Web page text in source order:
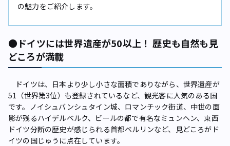
の魅力をご紹介します。
●ドイツには世界遺産が50以上！ 歴史も自然も見
どころが満載
ドイツは、日本より少し小さな面積でありながら、世界遺産が
51（世界第3位）も登録されているなど、観光客に人気のある国
です。ノイシュバンシュタイン城、ロマンチック街道、中世の面
影が残るハイデルベルク、ビールの都で有名なミュンヘン、東西
ドイツ分断の歴史が感じられる首都ベルリンなど、見どころがド
イツの国じゅうに点在しています。